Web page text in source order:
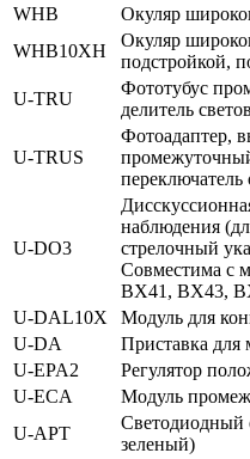
WHB
Окуляр
WHB10XH
Окуляр
подстройкой,
U‑TRU
Фототубус
делитель
U‑TRUS
Фотоадаптер,
переключатель
U‑DO3
наблюдения
стрелочный
Совместима с
BX41, BX43,
U‑DAL10X
Модуль для
U‑DA
Приставка для
U‑EPA2
Регулятор
U‑ECA
Модуль
U‑APT
Светодиодный
зеленый)